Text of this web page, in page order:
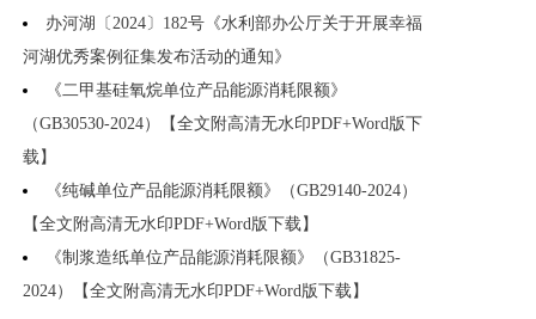
办河湖〔2024〕182号《水利部办公厅关于开展幸福
河湖优秀案例征集发布活动的通知》
《二甲基硅氧烷单位产品能源消耗限额》
（GB30530-2024）【全文附高清无水印PDF+Word版下
载】
《纯碱单位产品能源消耗限额》（GB29140-2024）
【全文附高清无水印PDF+Word版下载】
《制浆造纸单位产品能源消耗限额》（GB31825-
2024）【全文附高清无水印PDF+Word版下载】